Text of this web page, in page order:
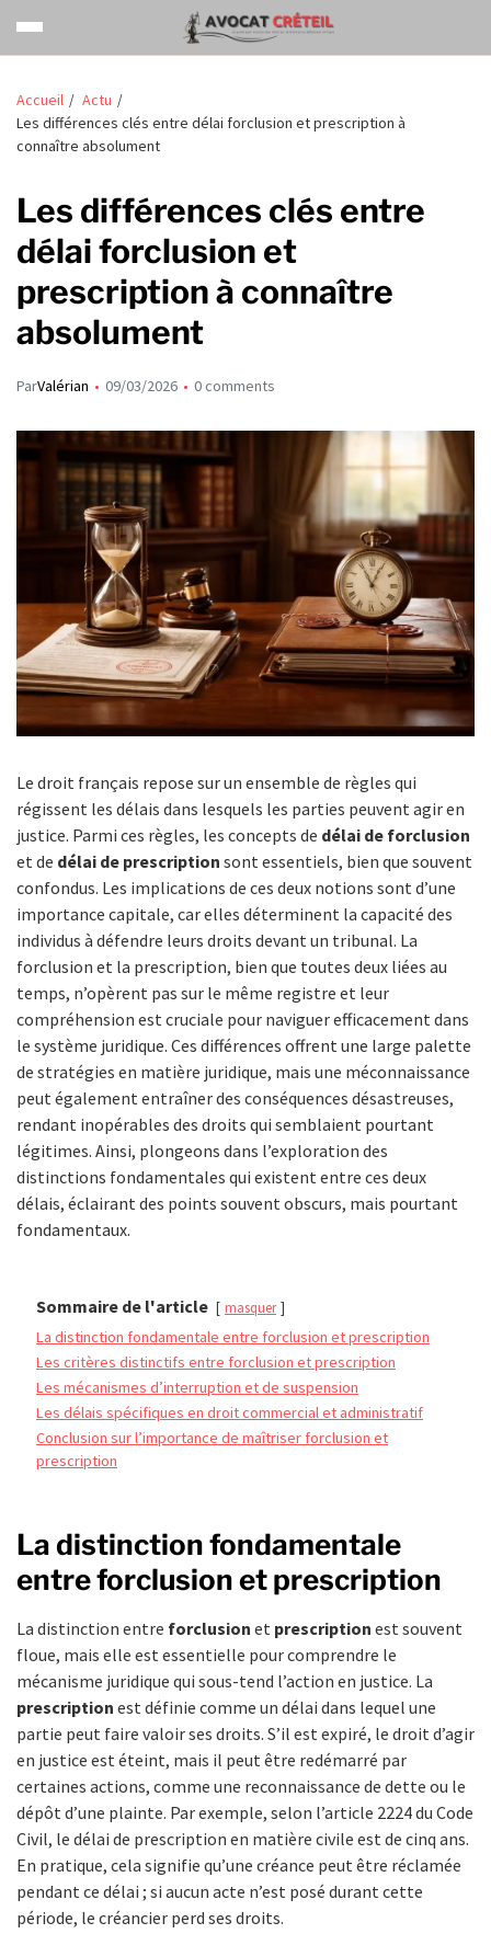
Accueil
Actu
Les différences clés entre délai forclusion et prescription à
connaître absolument
Les différences clés entre
délai forclusion et
prescription à connaître
absolument
ParValérian 09/03/2026 0 comments
Le droit français repose sur un ensemble de règles qui
régissent les délais dans lesquels les parties peuvent agir en
justice. Parmi ces règles, les concepts de délai de forclusion
et de délai de prescription sont essentiels, bien que souvent
confondus. Les implications de ces deux notions sont d’une
importance capitale, car elles déterminent la capacité des
individus à défendre leurs droits devant un tribunal. La
forclusion et la prescription, bien que toutes deux liées au
temps, n’opèrent pas sur le même registre et leur
compréhension est cruciale pour naviguer efficacement dans
le système juridique. Ces différences offrent une large palette
de stratégies en matière juridique, mais une méconnaissance
peut également entraîner des conséquences désastreuses,
rendant inopérables des droits qui semblaient pourtant
légitimes. Ainsi, plongeons dans l’exploration des
distinctions fondamentales qui existent entre ces deux
délais, éclairant des points souvent obscurs, mais pourtant
fondamentaux.
Sommaire de l'article masquer
La distinction fondamentale entre forclusion et prescription
Les critères distinctifs entre forclusion et prescription
Les mécanismes d’interruption et de suspension
Les délais spécifiques en droit commercial et administratif
Conclusion sur l’importance de maîtriser forclusion et
prescription
La distinction fondamentale
entre forclusion et prescription
La distinction entre forclusion et prescription est souvent
floue, mais elle est essentielle pour comprendre le
mécanisme juridique qui sous-tend l’action en justice. La
prescription est définie comme un délai dans lequel une
partie peut faire valoir ses droits. S’il est expiré, le droit d’agir
en justice est éteint, mais il peut être redémarré par
certaines actions, comme une reconnaissance de dette ou le
dépôt d’une plainte. Par exemple, selon l’article 2224 du Code
Civil, le délai de prescription en matière civile est de cinq ans.
En pratique, cela signifie qu’une créance peut être réclamée
pendant ce délai ; si aucun acte n’est posé durant cette
période, le créancier perd ses droits.